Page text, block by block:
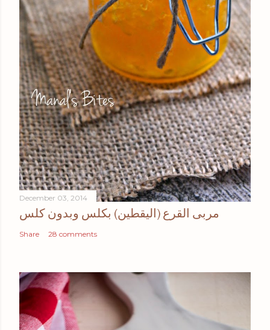
December 03, 2014
مربى القرع (اليقطين) بكلس وبدون كلس
Share 28 comments